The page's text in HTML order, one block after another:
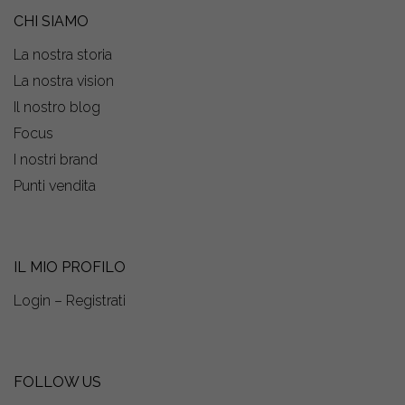
CHI SIAMO
La nostra storia
La nostra vision
Il nostro blog
Focus
I nostri brand
Punti vendita
IL MIO PROFILO
Login – Registrati
FOLLOW US